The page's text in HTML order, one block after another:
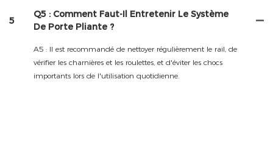
5
Q5 : Comment Faut-Il Entretenir Le Système
De Porte Pliante ?
A5 : Il est recommandé de nettoyer régulièrement le rail, de
vérifier les charnières et les roulettes, et d'éviter les chocs
importants lors de l'utilisation quotidienne.